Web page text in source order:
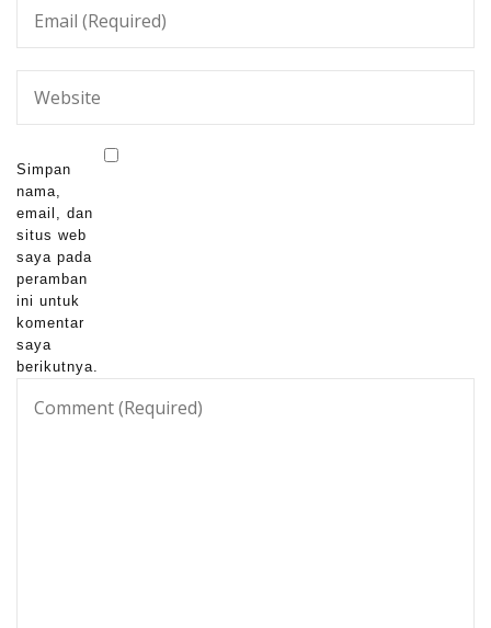
Simpan
nama,
email, dan
situs web
saya pada
peramban
ini untuk
komentar
saya
berikutnya.